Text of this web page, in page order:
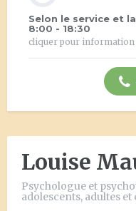
Selon le service et
8:00 - 18:30
cliquer pour information
Louise
Psychologue et
adolescents, adultes et